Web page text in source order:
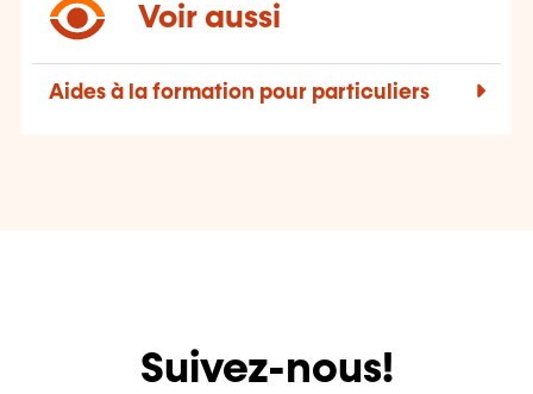
Voir aussi
Aides à la formation pour particuliers
Suivez-nous!